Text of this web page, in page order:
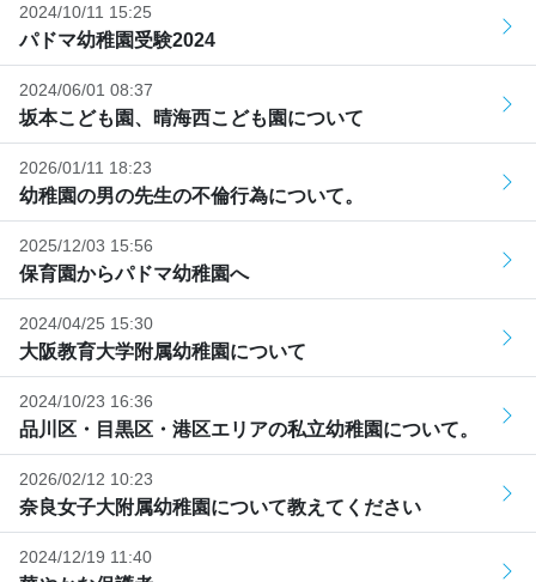
2024/10/11 15:25
パドマ幼稚園受験2024
2024/06/01 08:37
坂本こども園、晴海西こども園について
2026/01/11 18:23
幼稚園の男の先生の不倫行為について。
2025/12/03 15:56
保育園からパドマ幼稚園へ
2024/04/25 15:30
大阪教育大学附属幼稚園について
2024/10/23 16:36
品川区・目黒区・港区エリアの私立幼稚園について。
2026/02/12 10:23
奈良女子大附属幼稚園について教えてください
2024/12/19 11:40